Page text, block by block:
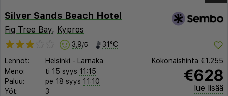
Silver Sands Beach Hotel
Fig Tree Bay, Kypros
3,9/5 31°C
Lennot: Helsinki -
Larnaka
Meno:
ti 15 syys 11:15
Paluu:
pe 18 syys 11:10
Yöt:
3
Kokonaishinta €1.255
€628
lue lisää